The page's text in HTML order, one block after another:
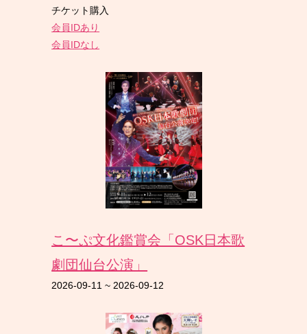
チケット購入
会員IDあり
会員IDなし
こ〜ぷ文化鑑賞会「OSK日本歌
劇団仙台公演」
2026-09-11 ~ 2026-09-12